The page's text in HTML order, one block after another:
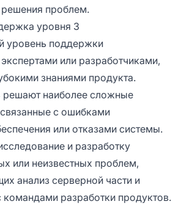
проблем.
уровня 3
уровень поддержки
или разработчиками,
знаниями продукта.
решают наиболее сложные
с ошибками
или отказами системы.
и разработку
или неизвестных проблем,
анализ серверной части и
командами разработки продуктов.